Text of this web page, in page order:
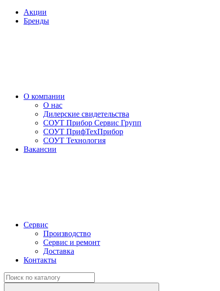
Акции
Бренды
О компании
О нас
Дилерские свидетельства
СОУТ Прибор Сервис Групп
СОУТ ПрифТехПрибор
СОУТ Технология
Вакансии
Сервис
Производство
Сервис и ремонт
Доставка
Контакты